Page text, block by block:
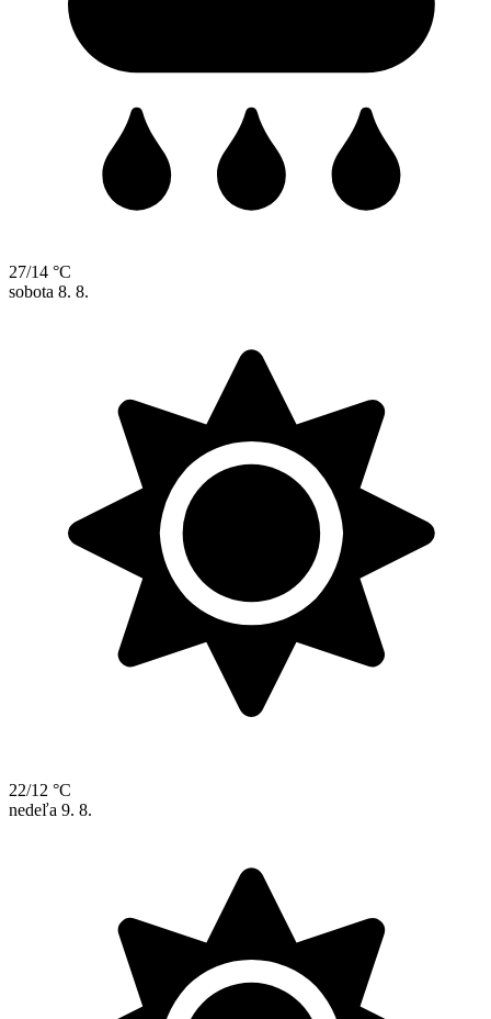
27/14 °C
sobota 8. 8.
22/12 °C
nedeľa 9. 8.